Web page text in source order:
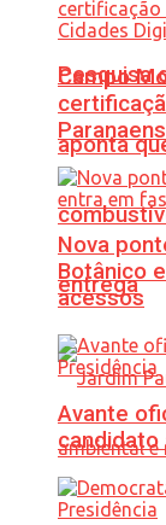
Pesquisa
aponta
entrega
Campo
Nova
Botânico
acessos
Avante
candidato